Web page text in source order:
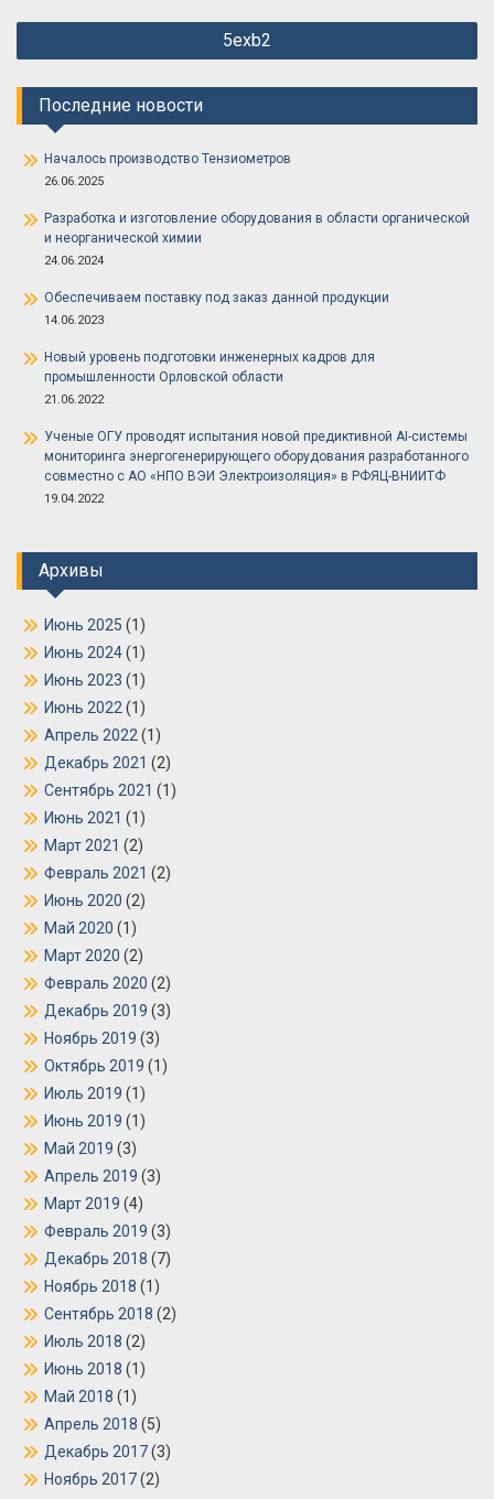
Навигация
по
записям
5exb2
Последние новости
Началось производство Тензиометров
26.06.2025
Разработка и изготовление оборудования в области органической
и неорганической химии
24.06.2024
Обеспечиваем поставку под заказ данной продукции
14.06.2023
Новый уровень подготовки инженерных кадров для
промышленности Орловской области
21.06.2022
Ученые ОГУ проводят испытания новой предиктивной AI-системы
мониторинга энергогенерирующего оборудования разработанного
совместно с АО «НПО ВЭИ Электроизоляция» в РФЯЦ-ВНИИТФ
19.04.2022
Архивы
Июнь 2025 (1)
Июнь 2024(1)
Июнь 2023 (1)
Июнь 2022 (1)
Апрель 2022 (1)
Декабрь 2021 (2)
Сентябрь 2021 (1)
Июнь 2021 (1)
Март 2021 (2)
Февраль 2021 (2)
Июнь 2020 (2)
Май 2020 (1)
Март 2020 (2)
Февраль 2020 (2)
Декабрь 2019 (3)
Ноябрь 2019 (3)
Октябрь 2019 (1)
Июль 2019 (1)
Июнь 2019 (1)
Май 2019 (3)
Апрель 2019 (3)
Март 2019 (4)
Февраль 2019 (3)
Декабрь 2018 (7)
Ноябрь 2018 (1)
Сентябрь 2018 (2)
Июль 2018 (2)
Июнь 2018 (1)
Май 2018 (1)
Апрель 2018 (5)
Декабрь 2017(3)
Ноябрь 2017(2)